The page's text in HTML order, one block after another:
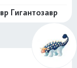
Гигантозавр